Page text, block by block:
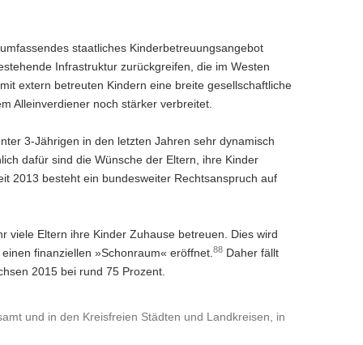
staatliches Kinderbetreuungsangebot
Infrastruktur zurückgreifen, die im Westen
extern betreuten Kindern eine breite gesellschaftliche
Alleinverdiener noch stärker verbreitet.
3-Jährigen in den letzten Jahren sehr dynamisch
dafür sind die Wünsche der Eltern, ihre Kinder
2013 besteht ein bundesweiter Rechtsanspruch auf
viele Eltern ihre Kinder Zuhause betreuen. Dies wird
finanziellen »Schonraum« eröffnet.88 Daher fällt
2015 bei rund 75 Prozent.
und in den Kreisfreien Städten und Landkreisen, in